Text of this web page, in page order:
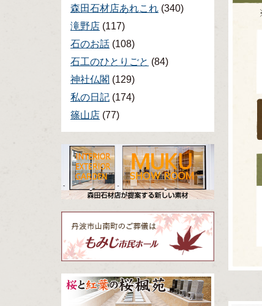
森田石材店あれこれ (340)
滝野店 (117)
石のお話 (108)
石工のひとりごと (84)
神社仏閣 (129)
私の日記 (174)
篠山店 (77)